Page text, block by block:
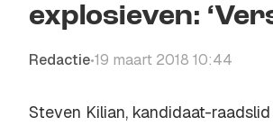
explosieven:
Redactie•19 maart 2018 10:44
Steven Kilian, kandidaat-